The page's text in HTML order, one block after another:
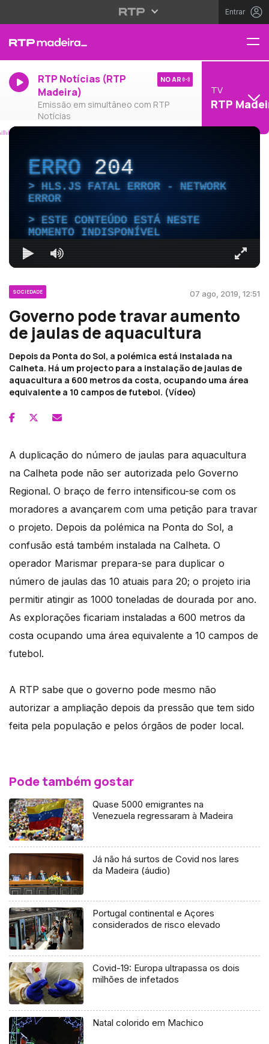
Entrar
RTP Notícias (RTP
Madeira)
Emissão em simultâneo com RTP
Notícias
NO AR
TV
RTP
ERRO204
HLS.JS FATAL ERROR - NETWORK
ERROR
ESTE CONTEÚDO ESTÁ NESTE
MOMENTO INDISPONÍVEL
SOCIEDADE 07 ago, 2019, 12:51
Governo pode travar aumento
de jaulas de aquacultura
Depois da Ponta do Sol, a polémica está instalada na
Calheta. Há um projecto para a instalação de jaulas de
aquacultura a 600 metros da costa, ocupando uma área
equivalente a 10 campos de futebol. (Vídeo)
A duplicação do número de jaulas para aquacultura
na Calheta pode não ser autorizada pelo Governo
Regional. O braço de ferro intensificou-se com os
moradores a avançarem com uma petição para travar
o projeto. Depois da polémica na Ponta do Sol, a
confusão está também instalada na Calheta. O
operador Marismar prepara-se para duplicar o
número de jaulas das 10 atuais para 20; o projeto iria
permitir atingir as 1000 toneladas de dourada por ano.
As explorações ficariam instaladas a 600 metros da
costa ocupando uma área equivalente a 10 campos de
futebol.
A RTP sabe que o governo pode mesmo não
autorizar a ampliação depois da pressão que tem sido
feita pela população e pelos órgãos de poder local.
Pode também gostar
Quase 5000 emigrantes na
Venezuela regressaram à Madeira
Já não há surtos de Covid nos lares
da Madeira (áudio)
Portugal continental e Açores
considerados de risco elevado
Covid-19: Europa ultrapassa os dois
milhões de infetados
Natal colorido em Machico